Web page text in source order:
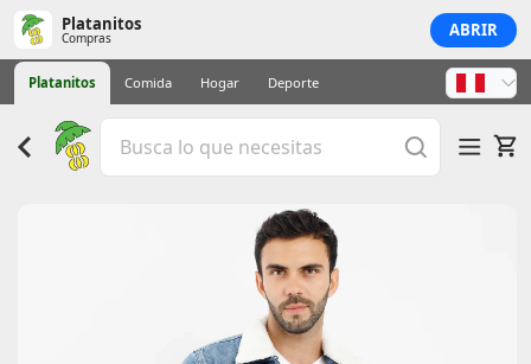
Platanitos
Compras ABRIR
Platanitos Comida Hogar Deporte